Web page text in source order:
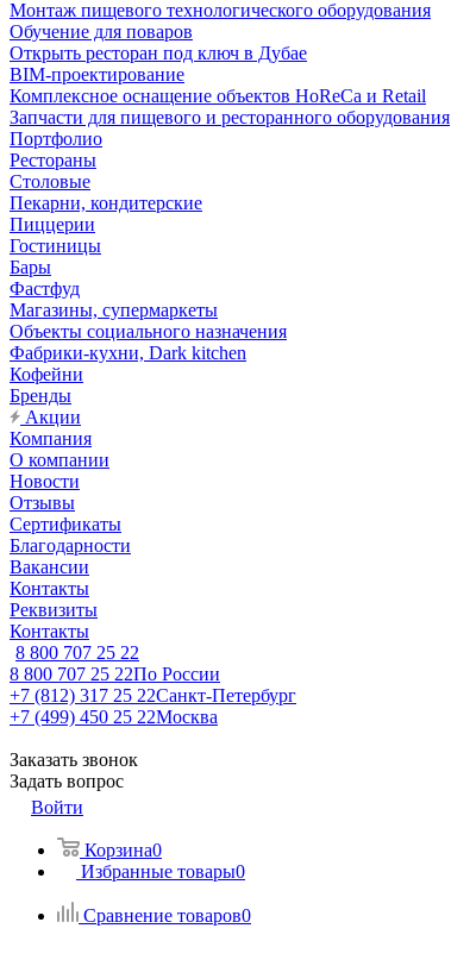
Монтаж пищевого технологического оборудования
Обучение для поваров
Открыть ресторан под ключ в Дубае
BIM-проектирование
Комплексное оснащение объектов HoReCa и Retail
Запчасти для пищевого и ресторанного оборудования
Портфолио
Рестораны
Столовые
Пекарни, кондитерские
Пиццерии
Гостиницы
Бары
Фастфуд
Магазины, супермаркеты
Объекты социального назначения
Фабрики-кухни, Dark kitchen
Кофейни
Бренды
Акции
Компания
О компании
Новости
Отзывы
Сертификаты
Благодарности
Вакансии
Контакты
Реквизиты
Контакты
8 800 707 25 22
8 800 707 25 22По России
+7 (812) 317 25 22Санкт-Петербург
+7 (499) 450 25 22Москва
Заказать звонок
Задать вопрос
Войти
Корзина0
Избранные товары0
Сравнение товаров0